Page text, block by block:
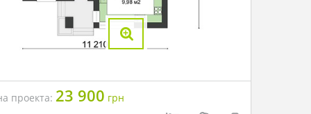
проекта: 23 900 грн